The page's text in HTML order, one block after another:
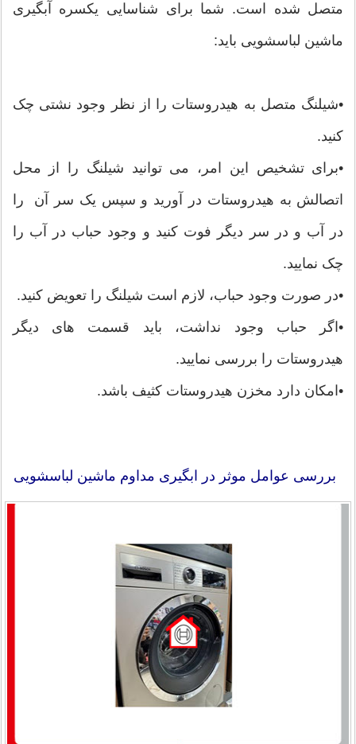
متصل شده است. شما برای شناسایی یکسره آبگیری
ماشین لباسشویی باید:
•شیلنگ متصل به هیدروستات را از نظر وجود نشتی چک
کنید.
•برای تشخیص این امر، می توانید شیلنگ را از محل
اتصالش به هیدروستات در آورید و سپس یک سر آن را
در آب و در سر دیگر فوت کنید و وجود حباب در آب را
چک نمایید.
•در صورت وجود حباب، لازم است شیلنگ را تعویض کنید.
•اگر حباب وجود نداشت، باید قسمت های دیگر
هیدروستات را بررسی نمایید.
•امکان دارد مخزن هیدروستات کثیف باشد.
بررسی عوامل موثر در ابگیری مداوم ماشین لباسشویی